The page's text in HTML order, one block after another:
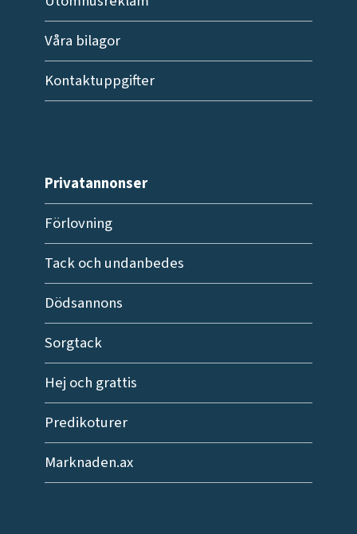
Våra bilagor
Kontaktuppgifter
Privatannonser
Förlovning
Tack och undanbedes
Dödsannons
Sorgtack
Hej och grattis
Predikoturer
Marknaden.ax